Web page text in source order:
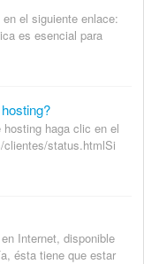
el siguiente enlace:
es esencial para
haga clic en el
clientes/status.htmlSi
disponible
ésta tiene que estar